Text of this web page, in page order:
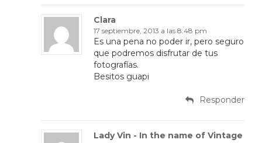
Clara
17 septiembre, 2013 a las 8:48 pm
Es una pena no poder ir, pero seguro
que podremos disfrutar de tus
fotografías.
Besitos guapi
Responder
Lady Vin - In the name of Vintage